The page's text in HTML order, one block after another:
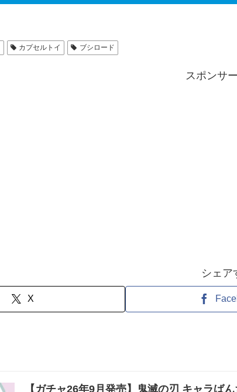
カプセルトイ ブシロード
スポンサ
シェア
X
【ガチャ26年9月発売】鬼滅の刃 キャラば